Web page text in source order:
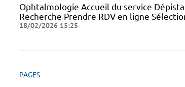
Ophtalmologie Accueil du service
Recherche Prendre RDV en ligne
18/02/2026 15:25
PAGES